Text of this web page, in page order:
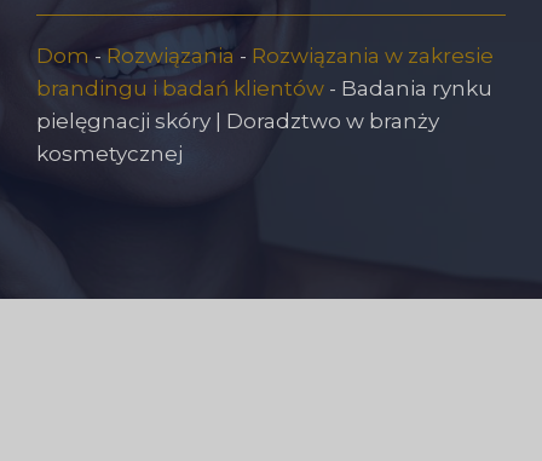
Dom-Rozwiązania - Rozwiązania w zakresie
brandingu i badań klientów - Badania rynku
pielęgnacji skóry | Doradztwo w branży
kosmetycznej